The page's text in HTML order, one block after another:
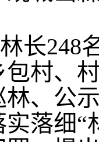
长248
村、
、公
落细“